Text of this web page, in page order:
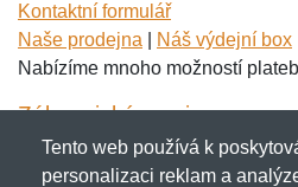
Kontaktní formulář
Naše prodejna
Náš výdejní box
Nabízíme mnoho možností
Zákaznický servis
Novinky emailem
Tento web používá k
personalizaci reklam a